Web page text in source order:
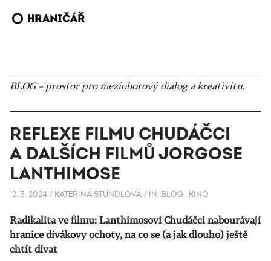
BLOG – prostor pro mezioborový dialog a kreativitu.
REFLEXE FILMU CHUDÁČCI
A DALŠÍCH FILMŮ JORGOSE
LANTHIMOSE
12. 3. 2024/ KATEŘINA STÜNDLOVÁ/ IN: BLOG . KINO
Radikalita ve filmu: Lanthimosovi Chudáčci nabourávají
hranice divákovy ochoty, na co se (a jak dlouho) ještě
chtít dívat